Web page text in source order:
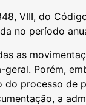
, VIII, do
no período
as
Porém,
processo de
a